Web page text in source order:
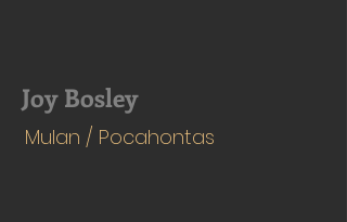
Joy Bosley
Mulan / Pocahontas